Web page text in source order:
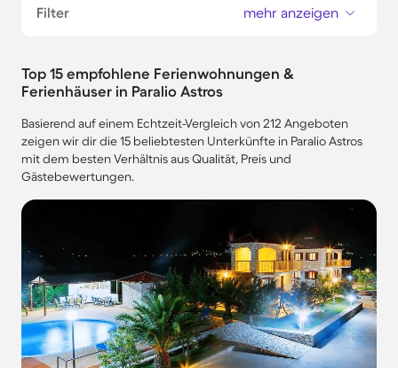
Filter mehr anzeigen
Top 15 empfohlene Ferienwohnungen &
Ferienhäuser in Paralio Astros
Basierend auf einem Echtzeit-Vergleich von 212 Angeboten
zeigen wir dir die 15 beliebtesten Unterkünfte in Paralio Astros
mit dem besten Verhältnis aus Qualität, Preis und
Gästebewertungen.